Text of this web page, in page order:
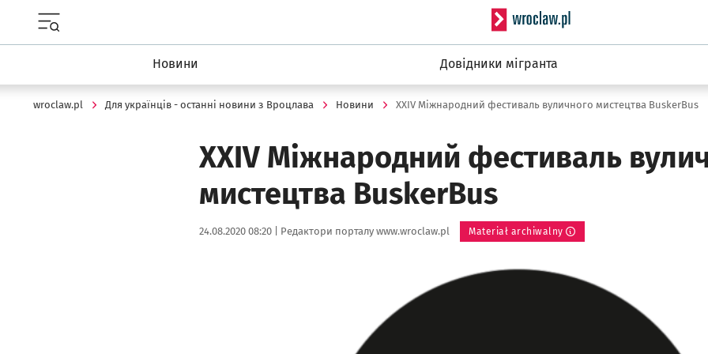
Serwis informacyjny
Новини Довідники мігранта
wroclaw.pl Для українців - останні новини з Вроцлава Новини XXIV Міжнародний фестиваль вуличного мистецтва BuskerBus
XXIV Міжнародний фестиваль
мистецтва BuskerBus
Data publikacji:
24.08.2020 08:20 | Autor:
Редактори порталу www.wroclaw.pl Materiał archiwalny